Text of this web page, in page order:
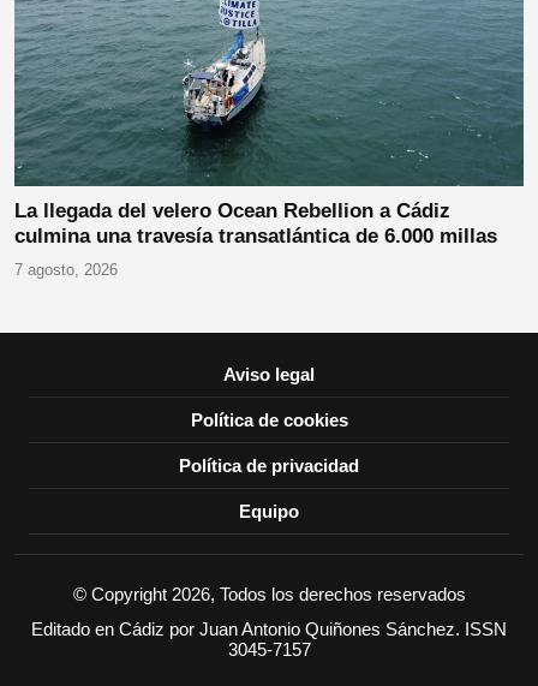
La llegada del velero Ocean Rebellion a Cádiz
culmina una travesía transatlántica de 6.000 millas
7 agosto, 2026
Aviso legal
Política de cookies
Política de privacidad
Equipo
© Copyright 2026, Todos los derechos reservados
Editado en Cádiz por Juan Antonio Quiñones Sánchez. ISSN
3045-7157